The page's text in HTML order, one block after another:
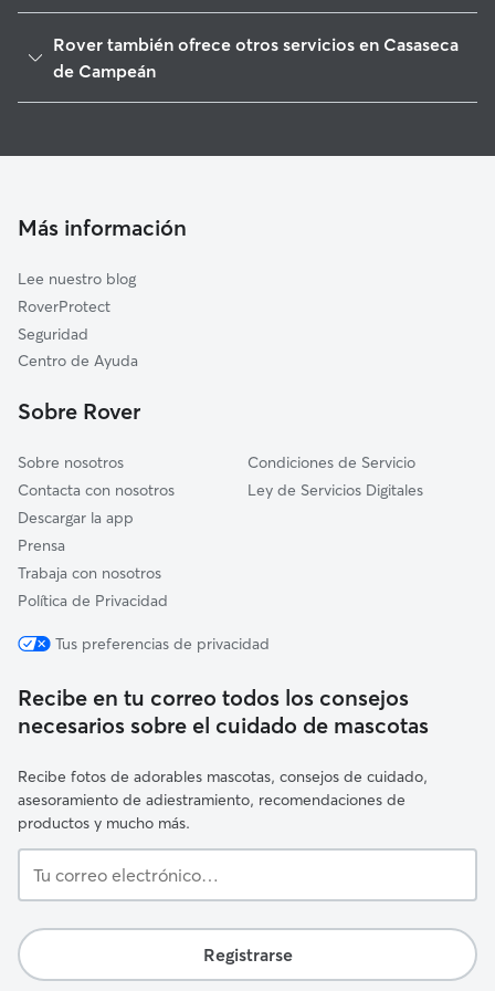
Cazurra
Santa Clara de Avedillo
Arcenillas
Moraleja del Vino
Cabañas de Sayago
Peñausende
Rover también ofrece otros servicios en Casaseca
de Campeán
Cuidadores a domicilio en Casaseca-De-Campean
Más información
Lee nuestro blog
RoverProtect
Seguridad
Centro de Ayuda
Sobre Rover
Sobre nosotros
Contacta con nosotros
Descargar la app
Prensa
Trabaja con nosotros
Política de Privacidad
Condiciones de Servicio
Ley de Servicios Digitales
Tus preferencias de privacidad
Recibe en tu correo todos los consejos
necesarios sobre el cuidado de mascotas
Recibe fotos de adorables mascotas, consejos de cuidado,
asesoramiento de adiestramiento, recomendaciones de
productos y mucho más.
correo
Registrarse